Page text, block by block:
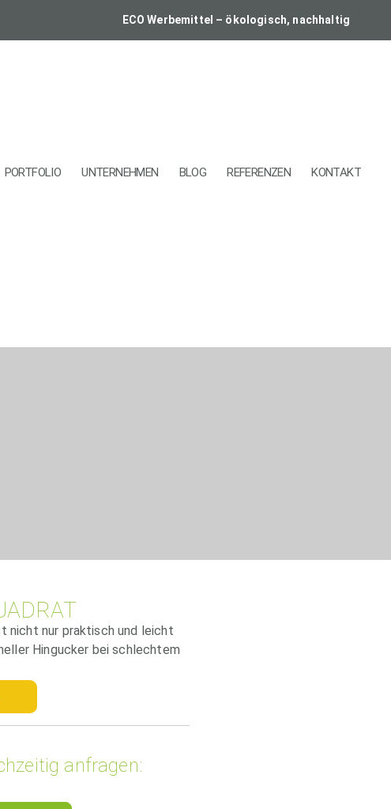
ECO Werbemittel – ökologisch, nachhaltig
PORTFOLIO UNTERNEHMEN BLOG REFERENZEN KONTAKT
nicht nur praktisch und leicht
Hingucker bei schlechtem
anfragen: